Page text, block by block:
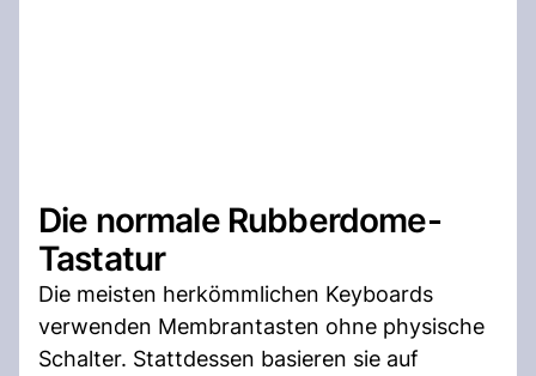
Die normale Rubberdome-
Tastatur
Die meisten herkömmlichen Keyboards
verwenden Membrantasten ohne physische
Schalter. Stattdessen basieren sie auf